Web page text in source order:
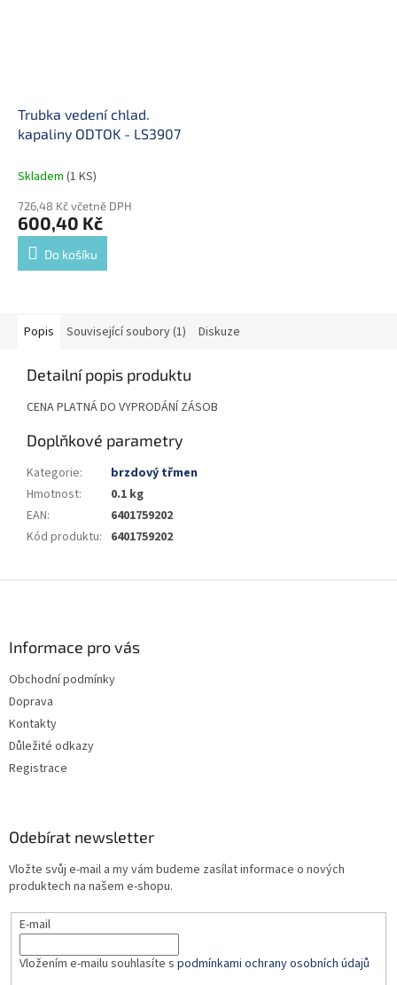
Trubka vedení chlad.
kapaliny ODTOK - LS3907
Skladem (1 KS)
726,48 Kč včetně DPH
600,40 Kč
Do košíku
Popis Související soubory (1) Diskuze
Detailní popis produktu
CENA PLATNÁ DO VYPRODÁNÍ ZÁSOB
Doplňkové parametry
Kategorie:
brzdový třmen
Hmotnost:
0.1 kg
EAN:
6401759202
Kód produktu: 6401759202
Informace pro vás
Obchodní podmínky
Doprava
Kontakty
Důležité odkazy
Registrace
Odebírat newsletter
Vložte svůj e-mail a my vám budeme zasílat informace o nových
produktech na našem e-shopu.
E-mail
Vložením e-mailu souhlasíte s podmínkami ochrany osobních údajů